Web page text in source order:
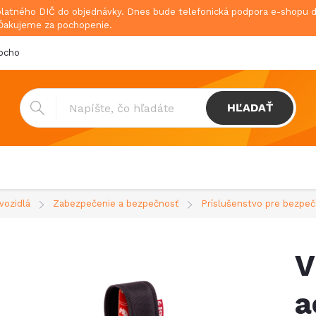
DIČ do objednávky. Dnes bude telefonická podpora e-
za pochopenie.
podmienky
HĽADAŤ
Zabezpečenie a bezpečnosť Príslušenstvo pre